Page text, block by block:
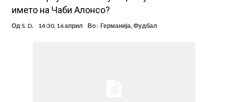
името на Чаби Алонсо?
Од S. D. 14:30, 16 април Во : Германија Фудбал